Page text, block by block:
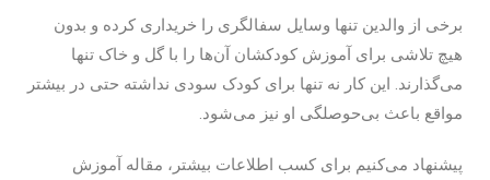
برخی از والدین تنها وسایل سفالگری را خریداری کرده و بدون
هیچ تلاشی برای آموزش کودکشان آن‌ها را با گل و خاک تنها
می‌گذارند. این کار نه تنها برای کودک سودی نداشته حتی در بیشتر
مواقع باعث بی‌حوصلگی او نیز می‌شود.
پیشنهاد می‌کنیم برای کسب اطلاعات بیشتر، مقاله آموزش